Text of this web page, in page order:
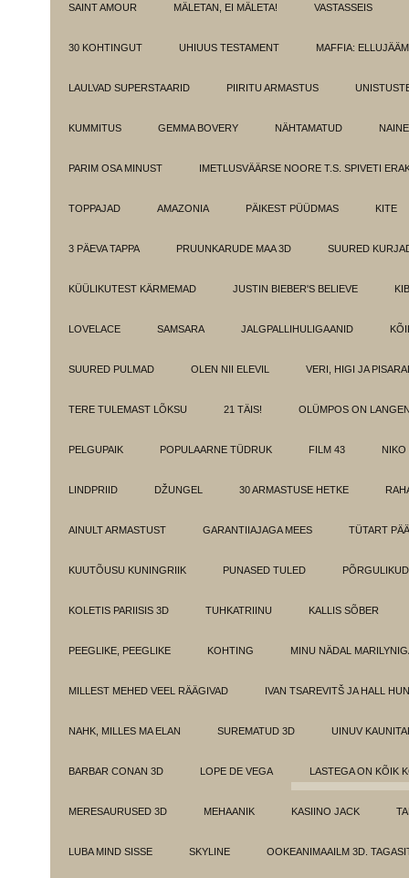
SAINT AMOUR MÄLETAN, EI MÄLETA! VASTASSEIS
30 KOHTINGUT UHIUUS TESTAMENT MAFFIA:
LAULVAD SUPERSTAARID PIIRITU ARMASTUS
KUMMITUS GEMMA BOVERY NÄHTAMATUD
PARIM OSA MINUST IMETLUSVÄÄRSE NOORE T.S. SPIVETI
TOPPAJAD AMAZONIA PÄIKEST PÜÜDMAS KITE
3 PÄEVA TAPPA PRUUNKARUDE MAA 3D SUURED
KÜÜLIKUTEST KÄRMEMAD JUSTIN BIEBER'S BELIEVE
LOVELACE SAMSARA JALGPALLIHULIGAANID
SUURED PULMAD OLEN NII ELEVIL VERI, HIGI JA
TERE TULEMAST LÕKSU 21 TÄIS! OLÜMPOS ON
PELGUPAIK POPULAARNE TÜDRUK FILM 43 NIKO
LINDPRIID DŽUNGEL 30 ARMASTUSE HETKE
AINULT ARMASTUST GARANTIIAJAGA MEES TÜTART
KUUTÕUSU KUNINGRIIK PUNASED TULED
KOLETIS PARIISIS 3D TUHKATRIINU KALLIS SÕBER
PEEGLIKE, PEEGLIKE KOHTING MINU NÄDAL
MILLEST MEHED VEEL RÄÄGIVAD IVAN TSAREVITŠ JA HALL
NAHK, MILLES MA ELAN SUREMATUD 3D UINUV
BARBAR CONAN 3D LOPE DE VEGA LASTEGA ON KÕIK
MERESAURUSED 3D MEHAANIK KASIINO JACK
LUBA MIND SISSE SKYLINE OOKEANIMAAILM 3D.